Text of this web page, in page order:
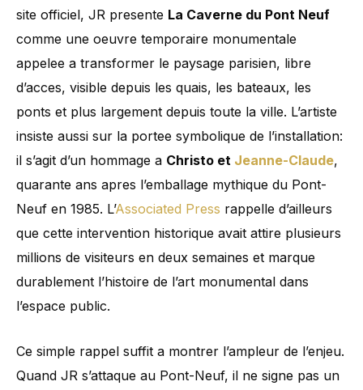
site officiel, JR presente La Caverne du Pont Neuf
comme une oeuvre temporaire monumentale
appelee a transformer le paysage parisien, libre
d’acces, visible depuis les quais, les bateaux, les
ponts et plus largement depuis toute la ville. L’artiste
insiste aussi sur la portee symbolique de l’installation:
il s’agit d’un hommage a Christo et Jeanne-Claude,
quarante ans apres l’emballage mythique du Pont-
Neuf en 1985. L’Associated Press rappelle d’ailleurs
que cette intervention historique avait attire plusieurs
millions de visiteurs en deux semaines et marque
durablement l’histoire de l’art monumental dans
l’espace public.
Ce simple rappel suffit a montrer l’ampleur de l’enjeu.
Quand JR s’attaque au Pont-Neuf, il ne signe pas un